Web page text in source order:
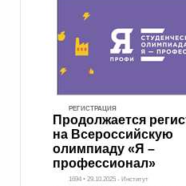
РЕГИСТРАЦИЯ
Продолжается
на Всероссийскую
олимпиаду «Я –
профессионал»
1694 • 29.10.2025 - Институт